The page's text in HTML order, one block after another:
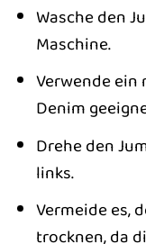
Wasche den
Maschine.
Verwende
Denim
Drehe den
links.
Vermeide es,
trocknen, da